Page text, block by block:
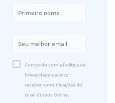
Concordo com a Política de
Privacidade e aceito
receber comunicações do
Gran Cursos Online.